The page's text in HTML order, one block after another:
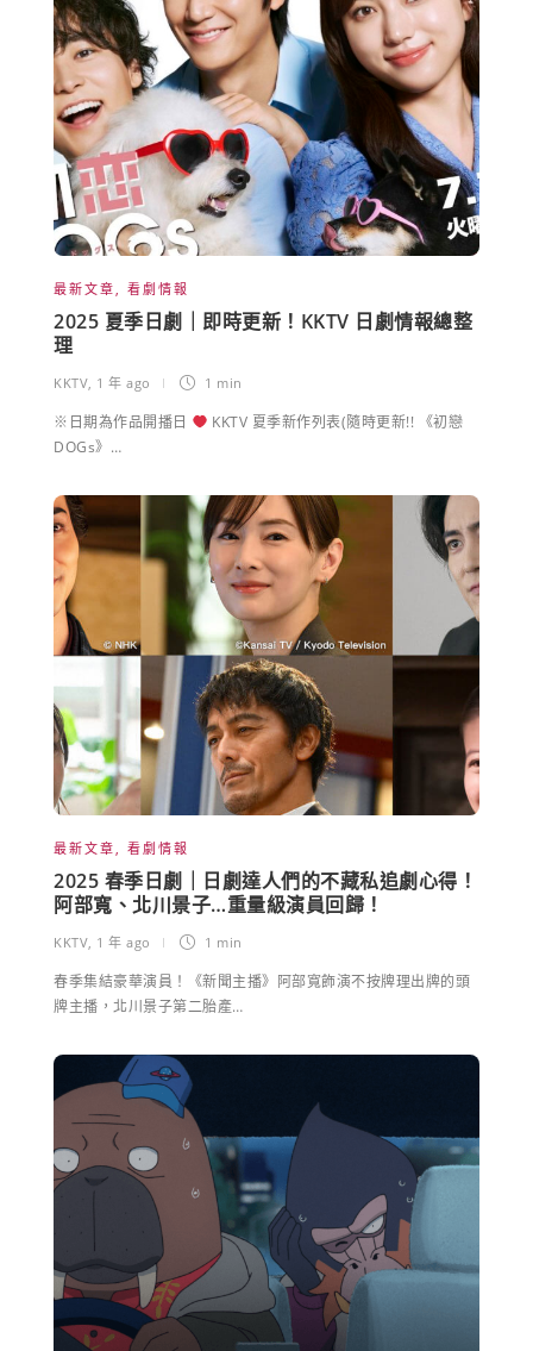
最新文章, 看劇情報
2025 夏季日劇｜即時更新！KKTV 日劇情報總整
理
KKTV, 1 年 ago 1 min
※日期為作品開播日
KKTV 夏季新作列表(隨時更新!! 《初戀
DOGs》…
最新文章 看劇情報
2025 春季日劇｜日劇達人們的不藏私追劇心得！
阿部寬、北川景子…重量級演員回歸！
KKTV 1 年 ago 1 min
春季集結豪華演員！《新聞主播》阿部寬飾演不按牌理出牌的頭
牌主播，北川景子第二胎產…